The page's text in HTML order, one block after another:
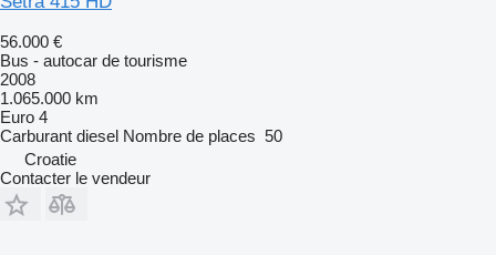
56.000 €
Bus - autocar de tourisme
2008
1.065.000 km
Euro 4
Carburant diesel Nombre de places 50
Croatie
Contacter le vendeur